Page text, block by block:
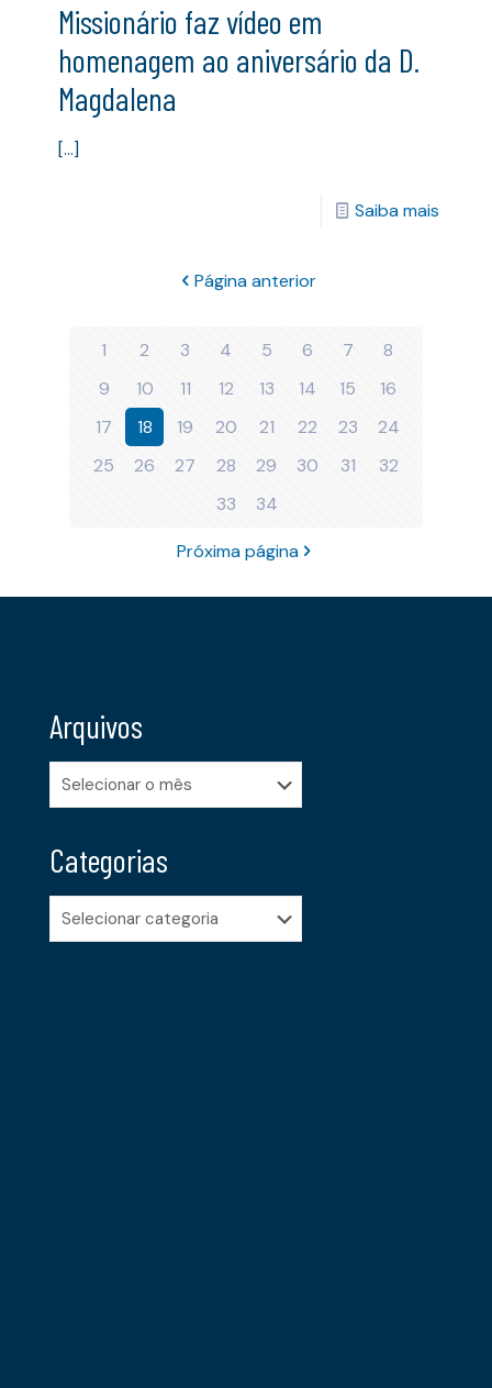
Missionário faz vídeo em
homenagem ao aniversário da D.
Magdalena
[…]
Saiba mais
Página anterior
1 2 3 4 5 6 7
8
9
10 11 12 13 14 15
16
17
18 19 20 21 22 23
24
25
26 27 28 29 30 31
32
33
34
Próxima página
Arquivos
Arquivos
Categorias
Categorias